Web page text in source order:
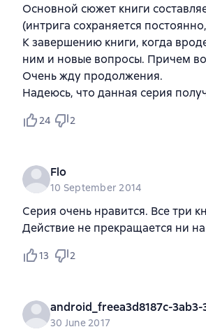
Основной сюжет книги
(интрига сохраняется
К завершению книги, когда
ним и новые вопросы. Причем
Очень жду продолжения.
Надеюсь, что данная серия
24 2
Flo
10 September 2014
Серия очень нравится. Все три
Действие не прекращается ни
13 2
android_freea3d8187c-3ab3-
30 June 2017